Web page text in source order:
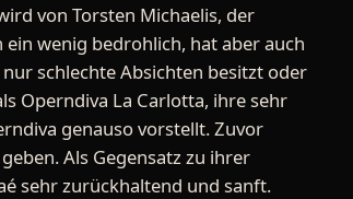
von Torsten Michaelis, der
wenig bedrohlich, hat aber auch
schlechte Absichten besitzt oder
Operndiva La Carlotta, ihre sehr
genauso vorstellt. Zuvor
Als Gegensatz zu ihrer
sehr zurückhaltend und sanft.